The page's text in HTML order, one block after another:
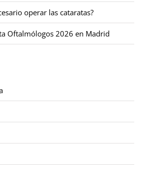
operar las cataratas?
Oftalmólogos 2026 en Madrid